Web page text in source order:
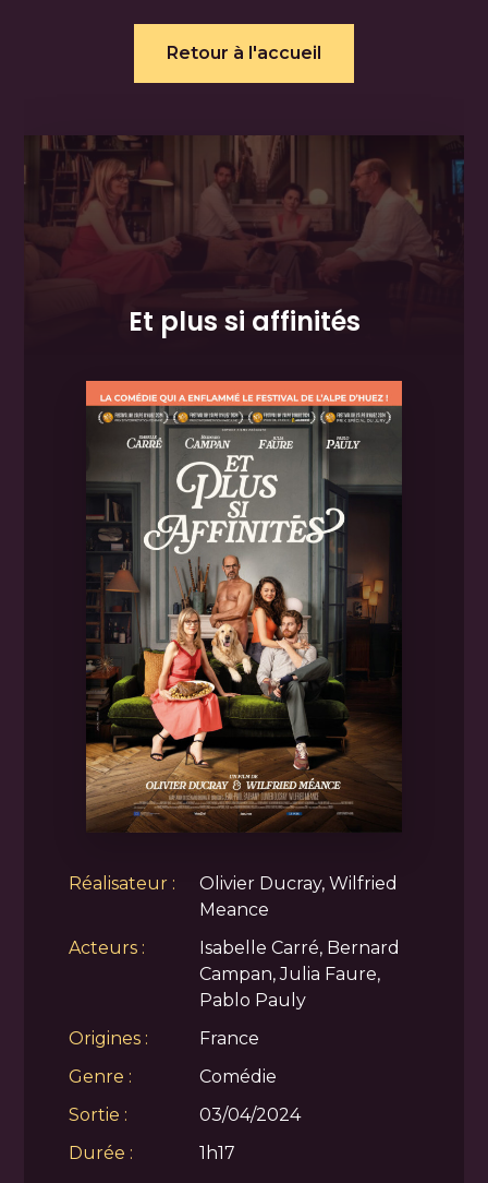
Retour à l'accueil
Et plus si affinités
Réalisateur :
Olivier Ducray, Wilfried
Meance
Acteurs :
Isabelle Carré, Bernard
Campan, Julia Faure,
Pablo Pauly
Origines :
France
Genre :
Comédie
Sortie :
03/04/2024
Durée :
1h17